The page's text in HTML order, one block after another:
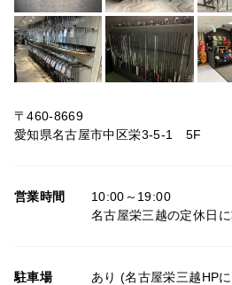
〒460-8669
愛知県名古屋市中区栄3-5-1 5F
営業時間
10:00～19:00
名古屋栄三越の定休日
駐車場
あり (名古屋栄三越HP